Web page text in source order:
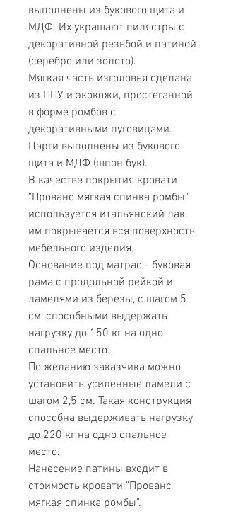
выполнены из букового щита и
МДФ. Их украшают пилястры с
декоративной резьбой и патиной
(серебро или золото).
Мягкая часть изголовья сделана
из ППУ и экокожи, простеганной
в форме ромбов с
декоративными пуговицами.
Царги выполнены из букового
щита и МДФ (шпон бук).
В качестве покрытия кровати
"Прованс мягкая спинка ромбы"
используется итальянский лак,
им покрывается вся поверхность
мебельного изделия.
Основание под матрас - буковая
рама с продольной рейкой и
ламелями из березы, с шагом 5
см, способными выдержать
нагрузку до 150 кг на одно
спальное место.
По желанию заказчика можно
установить усиленные ламели с
шагом 2,5 см. Такая конструкция
способна выдерживать нагрузку
до 220 кг на одно спальное
место.
Нанесение патины входит в
стоимость кровати "Прованс
мягкая спинка ромбы".